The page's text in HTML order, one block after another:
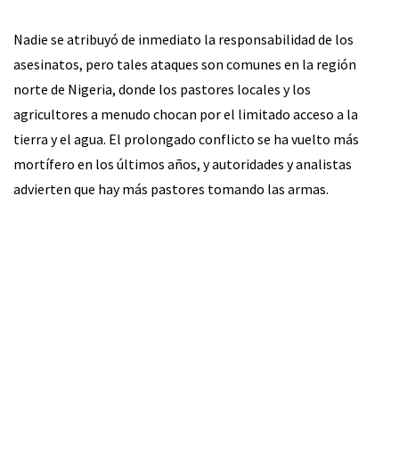
Nadie se atribuyó de inmediato la responsabilidad de los
asesinatos, pero tales ataques son comunes en la región
norte de Nigeria, donde los pastores locales y los
agricultores a menudo chocan por el limitado acceso a la
tierra y el agua. El prolongado conflicto se ha vuelto más
mortífero en los últimos años, y autoridades y analistas
advierten que hay más pastores tomando las armas.